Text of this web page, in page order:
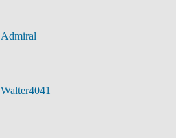
Admiral
Walter4041